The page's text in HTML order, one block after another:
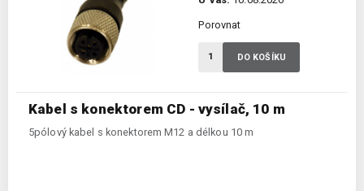
Kabel s konektorem CD - vysílač, 10 m
5pólový kabel s konektorem M12 a délkou 10 m
Porovnat
DO KOŠÍKU